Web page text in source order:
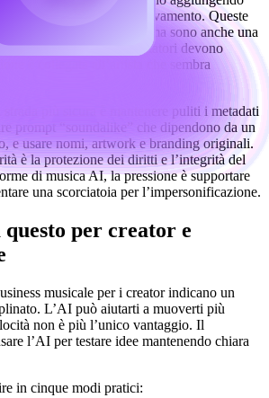
di verifica e sistemi di rilevamento. Queste
burocratiche ai creator, ma sono anche una
reale di mercato: gli ascoltatori devono
è collegata all’artista che sembra
più sicura è mantenere puliti i metadati
prompt “soundalike” che dipendono da un
e usare nomi, artwork e branding originali.
è la protezione dei diritti e l’integrità del
di musica AI, la pressione è supportare
una scorciatoia per l’impersonificazione.
questo per creator e
musicale per i creator indicano un
L’AI può aiutarti a muoverti più
non è più l’unico vantaggio. Il
l’AI per testare idee mantenendo chiara
in cinque modi pratici: